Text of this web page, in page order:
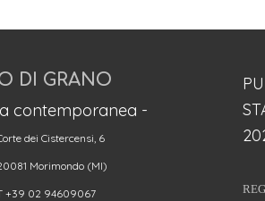
DI GRANO
contemporanea -
dei Cistercensi, 6
Morimondo (MI)
+39 02 94609067